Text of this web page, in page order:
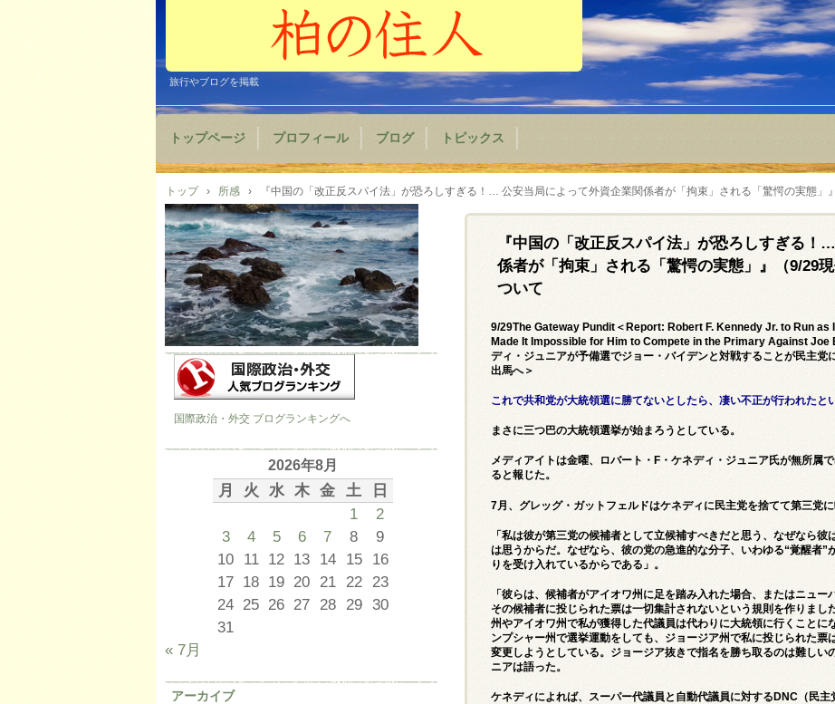
旅行やブログを掲載
トップページ プロフィール ブログ トピックス
トップ › 所感 › 『中国の「改正反スパイ法」が恐ろしすぎる！… 公安当局によって外資企業関係者が「拘束」される「驚愕の実態
『中国の「改正反スパイ法」が恐ろしすぎる
係者が「拘束」される「驚愕の実態」』（9/29
ついて
9/29The Gateway Pundit＜Report: Robert F. Kennedy Jr. to Run
Made It Impossible for Him to Compete in the Primary Against Joe
ディ・ジュニアが予備選でジョー・バイデンと対戦することが民主党
出馬へ＞
これで共和党が大統領選に勝てないとしたら、凄い不正が行われたと
まさに三つ巴の大統領選挙が始まろうとしている。
メディアイトは金曜、ロバート・F・ケネディ・ジュニア氏が無所属
ると報じた。
7月、グレッグ・ガットフェルドはケネディに民主党を捨てて第三党
「私は彼が第三党の候補者として立候補すべきだと思う、なぜなら
は思うからだ。なぜなら、彼の党の急進的な分子、いわゆる“覚醒者”
りを受け入れているからである」。
「彼らは、候補者がアイオワ州に足を踏み入れた場合、またはニュー
その候補者に投じられた票は一切集計されないという規則を作りまし
州やアイオワ州で私が獲得した代議員は代わりに大統領に行くことに
ンプシャー州で選挙運動をしても、ジョージア州で私に投じられた票
変更しようとしている。ジョージア抜きで指名を勝ち取るのは難しい
ニアは語った。
ケネディによれば、スーパー代議員と自動代議員に対するDNC（民
国際政治・外交 ブログランキングへ
2026年8月
月 火 水 木 金 土
日
1
2
3
4 5 6 7 8
9
10 11 12 13 14 15
16
17 18 19 20 21 22
23
24 25 26 27 28 29 30
31
« 7月
アーカイブ